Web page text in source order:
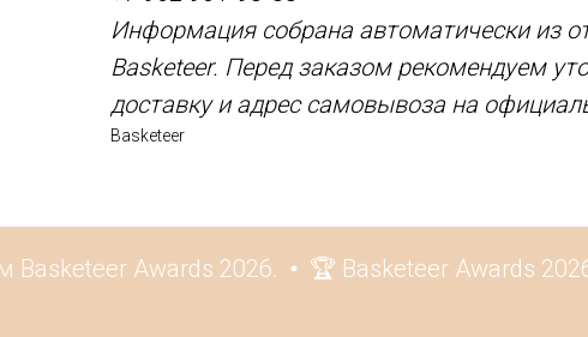
Информация собрана автоматически из
Basketeer. Перед заказом рекомендуем
доставку и адрес самовывоза на
Basketeer
Awards 2026. 🏆 Basketeer Awards